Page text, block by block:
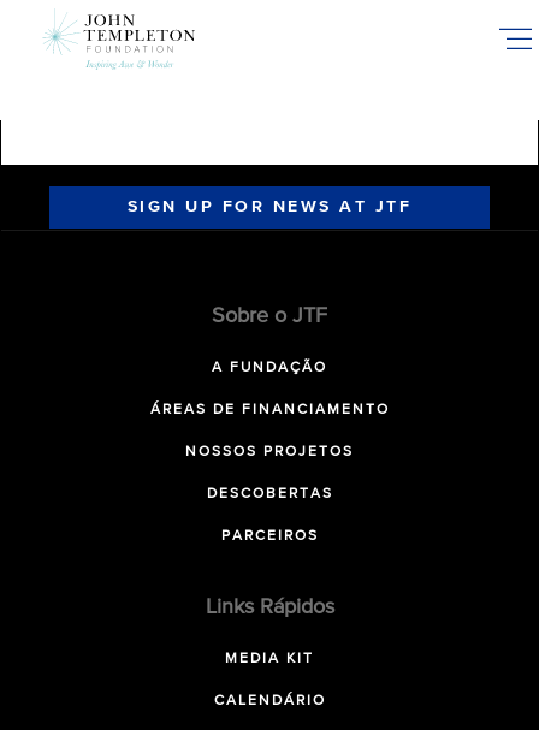
SIGN UP FOR NEWS AT JTF
Sobre o JTF
A FUNDAÇÃO
ÁREAS DE FINANCIAMENTO
NOSSOS PROJETOS
DESCOBERTAS
PARCEIROS
Links Rápidos
MEDIA KIT
CALENDÁRIO